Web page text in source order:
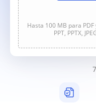
Hasta 100 MB para PDF
PPT, PPTX,